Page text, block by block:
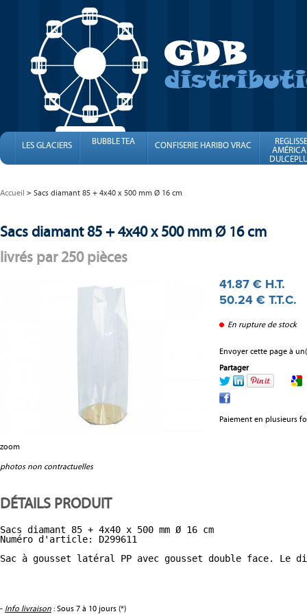
LES GLACIERS BUBBLE TEA CONFISERIE HARIBO VRAC
FINI
Accueil Sacs diamant 85 + 4x40 x 500 mm Ø 16 cm
Sacs diamant 85 + 4x40 x 500 mm Ø 16 cm
livrés par 250 pièces
zoom
photos non contractuelles
41 .87 € H.T.
50.24 € T.T.C.
En rupture de stock
Envoyer cette page à
Partager
Paiement en plusieurs
DÉTAILS PRODUIT
Sacs diamant 85 + 4x40 x 500 mm Ø 16 cm
Numéro d'article: D299611
Sac à gousset latéral PP avec gousset double face.
- Info livraison : Sous 7 à 10 jours (*)